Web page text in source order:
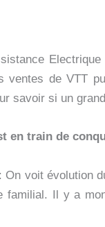
ventes de VTT
savoir si un
en train de
: On voit évolution
familial. Il y a